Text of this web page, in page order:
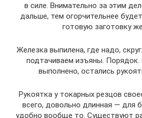
в силе. Внимательно за этим
дальше, тем огорчительнее
готовую заготовку
Железка выпилена, где надо,
подтачиваем изъяны.
выполнено, остались
Рукоятка у токарных резцов
всего, довольно длинная — для
удобно вообще то. Существуют